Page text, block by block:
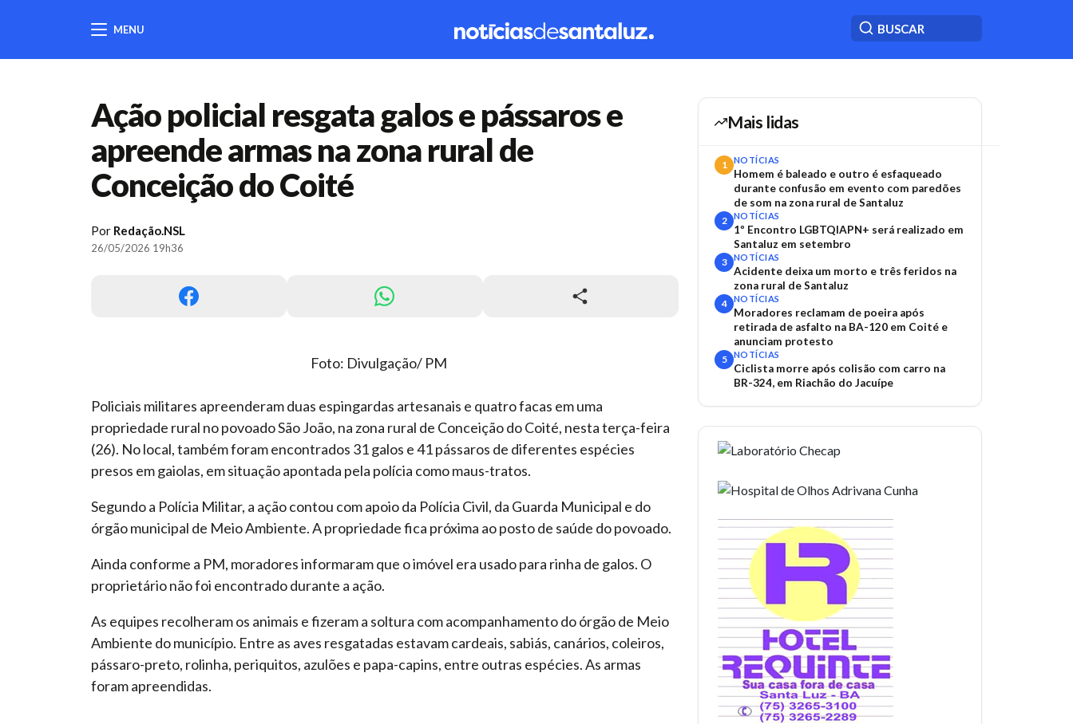
MENU
Ação policial resgata galos e pássaros e
apreende armas na zona rural de
Conceição do Coité
Por Redação.NSL
26/05/2026 19h36
Foto: Divulgação/ PM
Policiais militares apreenderam duas espingardas artesanais e quatro facas em uma
propriedade rural no povoado São João, na zona rural de Conceição do Coité, nesta terça-feira
(26). No local, também foram encontrados 31 galos e 41 pássaros de diferentes espécies
presos em gaiolas, em situação apontada pela polícia como maus-tratos.
Segundo a Polícia Militar, a ação contou com apoio da Polícia Civil, da Guarda Municipal e do
órgão municipal de Meio Ambiente. A propriedade fica próxima ao posto de saúde do povoado.
Ainda conforme a PM, moradores informaram que o imóvel era usado para rinha de galos. O
proprietário não foi encontrado durante a ação.
As equipes recolheram os animais e fizeram a soltura com acompanhamento do órgão de Meio
Ambiente do município. Entre as aves resgatadas estavam cardeais, sabiás, canários, coleiros,
pássaro-preto, rolinha, periquitos, azulões e papa-capins, entre outras espécies. As armas
foram apreendidas.
Mais lidas
1 NOTÍCIAS
Homem é baleado e outro é esfaqueado
durante confusão em evento com paredões
de som na zona rural de Santaluz
2 NOTÍCIAS
1º Encontro LGBTQIAPN+ será realizado em
Santaluz em setembro
3 NOTÍCIAS
Acidente deixa um morto e três feridos na
zona rural de Santaluz
4 NOTÍCIAS
Moradores reclamam de poeira após
retirada de asfalto na BA-120 em Coité e
anunciam protesto
5 NOTÍCIAS
Ciclista morre após colisão com carro na
BR-324, em Riachão do Jacuípe